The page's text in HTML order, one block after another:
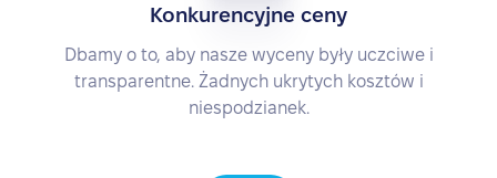
Konkurencyjne ceny
Dbamy o to, aby nasze wyceny były uczciwe i
transparentne. Żadnych ukrytych kosztów i
niespodzianek.